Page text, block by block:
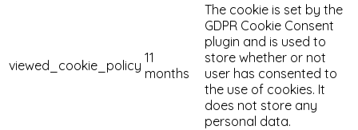
viewed_cookie_policy 11
months
The cookie is set by the
GDPR Cookie Consent
plugin and is used to
store whether or not
user has consented to
the use of cookies. It
does not store any
personal data.